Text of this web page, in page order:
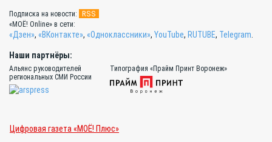
Подписка на новости: RSS
«МОЁ! Online» в сети:
«Дзен», «ВКонтакте», «Одноклассники», YouTube, RUTUBE, Telegram
Наши партнёры:
Альянс руководителей
региональных СМИ России
Типография «Прайм Принт Воронеж»
Цифровая газета «МОЁ! Плюс»